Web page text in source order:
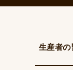
生産者の